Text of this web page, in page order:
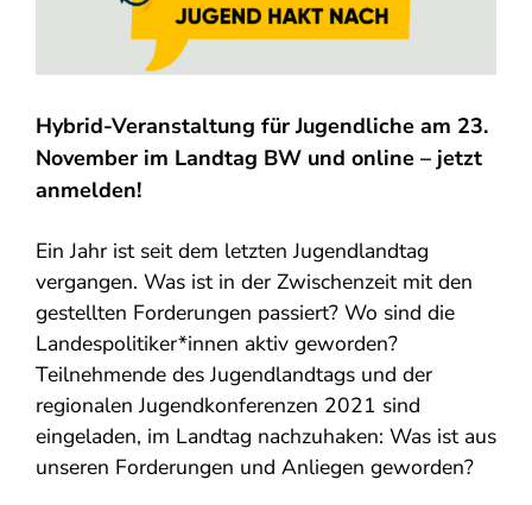
Hybrid-Veranstaltung für Jugendliche am 23.
November im Landtag BW und online – jetzt
anmelden!
Ein Jahr ist seit dem letzten Jugendlandtag
vergangen. Was ist in der Zwischenzeit mit den
gestellten Forderungen passiert? Wo sind die
Landespolitiker*innen aktiv geworden?
Teilnehmende des Jugendlandtags und der
regionalen Jugendkonferenzen 2021 sind
eingeladen, im Landtag nachzuhaken: Was ist aus
unseren Forderungen und Anliegen geworden?